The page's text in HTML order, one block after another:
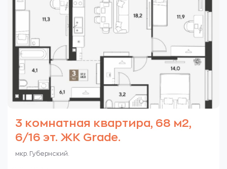
3 комнатная квартира, 68 м2,
6/16 эт. ЖК Grade.
мкр. Губернский.